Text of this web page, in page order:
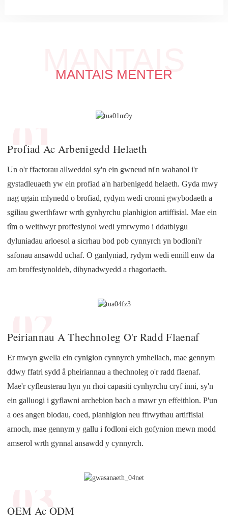
MANTAIS MENTER
MANTAIS
01
Profiad Ac Arbenigedd Helaeth
Un o'r ffactorau allweddol sy'n ein gwneud ni'n wahanol i'r
gystadleuaeth yw ein profiad a'n harbenigedd helaeth. Gyda mwy
nag ugain mlynedd o brofiad, rydym wedi cronni gwybodaeth a
sgiliau gwerthfawr wrth gynhyrchu planhigion artiffisial. Mae ein
tîm o weithwyr proffesiynol wedi ymrwymo i ddatblygu
dyluniadau arloesol a sicrhau bod pob cynnyrch yn bodloni'r
safonau ansawdd uchaf. O ganlyniad, rydym wedi ennill enw da
am broffesiynoldeb, dibynadwyedd a rhagoriaeth.
02
Peiriannau A Thechnoleg O'r Radd Flaenaf
Er mwyn gwella ein cynigion cynnyrch ymhellach, mae gennym
ddwy ffatri sydd â pheiriannau a thechnoleg o'r radd flaenaf.
Mae'r cyfleusterau hyn yn rhoi capasiti cynhyrchu cryf inni, sy'n
ein galluogi i gyflawni archebion bach a mawr yn effeithlon. P'un
a oes angen blodau, coed, planhigion neu ffrwythau artiffisial
arnoch, mae gennym y gallu i fodloni eich gofynion mewn modd
amserol wrth gynnal ansawdd y cynnyrch.
03
OEM Ac ODM